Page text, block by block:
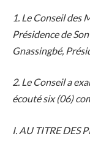
1. Le Conseil des
Présidence de
Gnassingbé,
2. Le Conseil a
écouté six (06)
I. AU TITRE DES